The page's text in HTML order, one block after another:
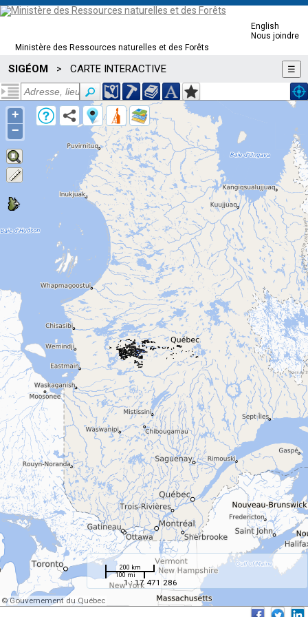
Ministère des Ressources naturelles et des Forêts
English
Nous joindre
SIGÉOM > CARTE INTERACTIVE ☰
200 km
100 mi
1 : 17 471 286
© Gouvernement du Québec
+
−